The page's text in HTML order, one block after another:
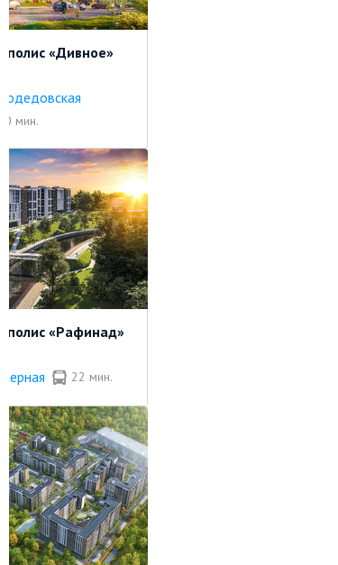
«Дивное»
мин.
«Рафинад»
22 мин.